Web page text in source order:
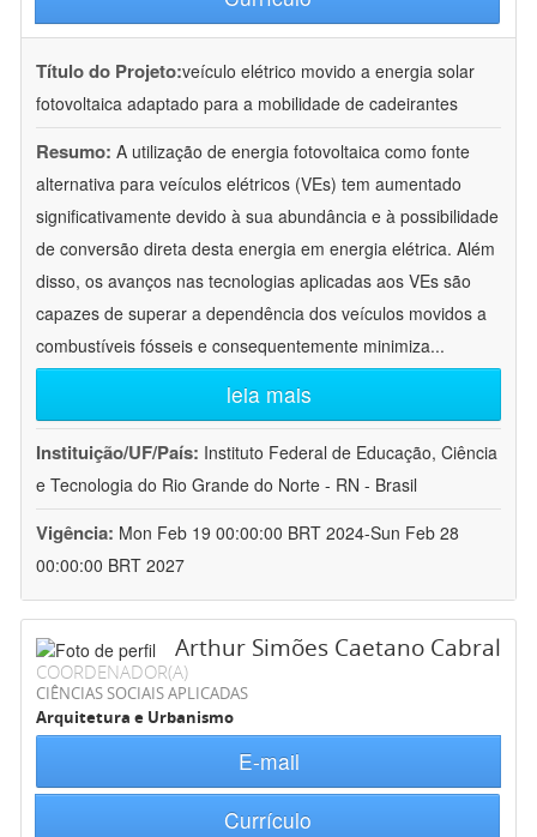
Título do Projeto:veículo elétrico movido a energia solar
fotovoltaica adaptado para a mobilidade de cadeirantes
Resumo: A utilização de energia fotovoltaica como fonte
alternativa para veículos elétricos (VEs) tem aumentado
significativamente devido à sua abundância e à possibilidade
de conversão direta desta energia em energia elétrica. Além
disso, os avanços nas tecnologias aplicadas aos VEs são
capazes de superar a dependência dos veículos movidos a
combustíveis fósseis e consequentemente minimiza...
leia mais
Instituição/UF/País: Instituto Federal de Educação, Ciência
e Tecnologia do Rio Grande do Norte - RN - Brasil
Vigência: Mon Feb 19 00:00:00 BRT 2024-Sun Feb 28
00:00:00 BRT 2027
Arthur Simões Caetano Cabral
COORDENADOR(A)
CIÊNCIAS SOCIAIS APLICADAS
Arquitetura e Urbanismo
E-mail
Currículo